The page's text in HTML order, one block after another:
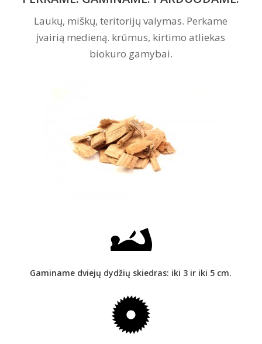
Laukų, miškų, teritorijų valymas. Perkame
įvairią medieną. krūmus, kirtimo atliekas
biokuro gamybai.
Gaminame dviejų dydžių skiedras: iki 3 ir iki 5 cm.